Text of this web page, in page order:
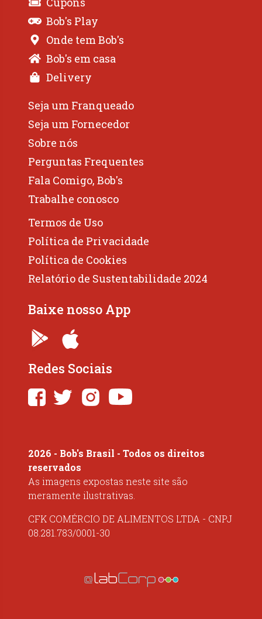
Bob's Play
Onde tem Bob's
Bob's em casa
Delivery
Seja um Franqueado
Seja um Fornecedor
Sobre nós
Perguntas Frequentes
Fala Comigo, Bob's
Trabalhe conosco
Termos de Uso
Política de Privacidade
Política de Cookies
Relatório de Sustentabilidade 2024
Baixe nosso App
Redes Sociais
2026 - Bob's Brasil - Todos os direitos
reservados
As imagens expostas neste site são
meramente ilustrativas.
CFK COMÉRCIO DE ALIMENTOS LTDA - CNPJ
08.281.783/0001-30